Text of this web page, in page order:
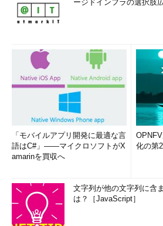
ージドインフラの選択肢
「モバイルアプリ開発に最適な言
語はC#」――マイクロソフトがX
amarinを買収へ
化の第
文字列が他の文字列に含
は？［JavaScript］